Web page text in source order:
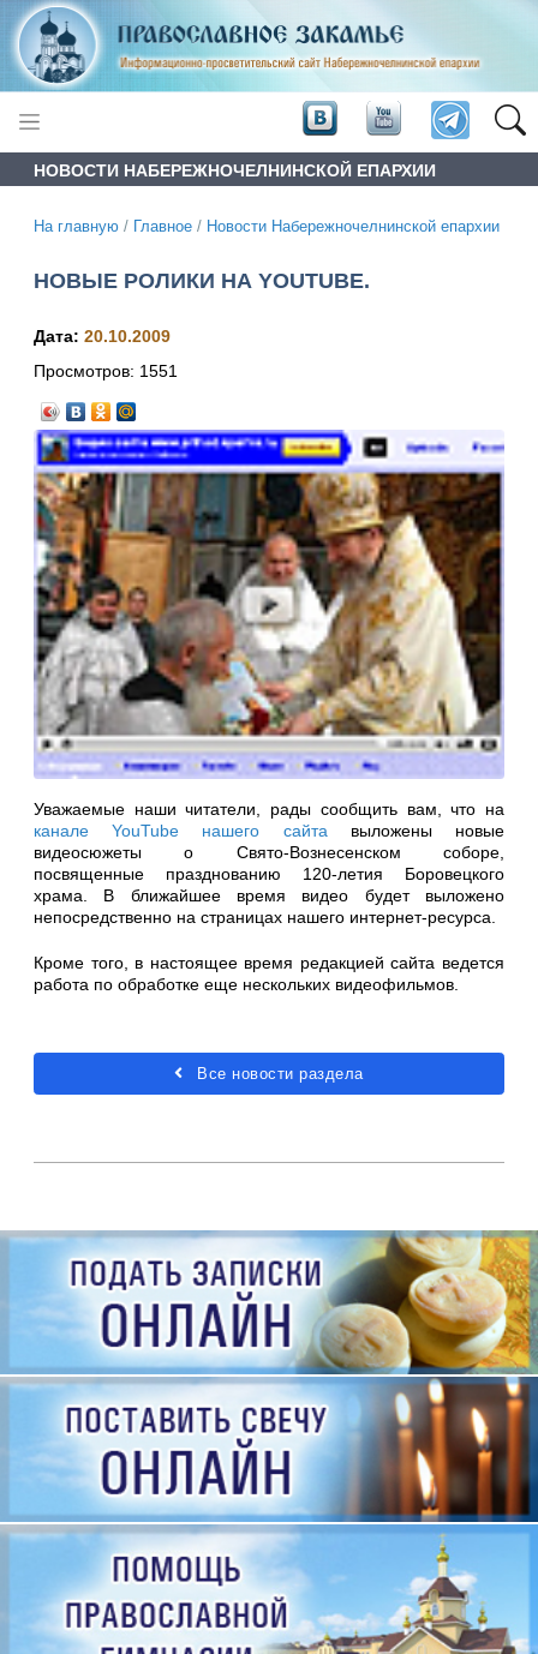
НОВОСТИ НАБЕРЕЖНОЧЕЛНИНСКОЙ ЕПАРХИИ
На главную / Главное / Новости Набережночелнинской епархии
НОВЫЕ РОЛИКИ НА YOUTUBE.
Дата: 20.10.2009
Просмотров: 1551
Уважаемые наши читатели, рады сообщить вам, что на
канале YouTube нашего сайта выложены новые
видеосюжеты о Свято-Вознесенском соборе,
посвященные празднованию 120-летия Боровецкого
храма. В ближайшее время видео будет выложено
непосредственно на страницах нашего интернет-ресурса.
Кроме того, в настоящее время редакцией сайта ведется
работа по обработке еще нескольких видеофильмов.
Все новости раздела